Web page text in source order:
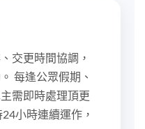
交更時間協調，
每逢公眾假期、
需即時處理頂更
小時連續運作，